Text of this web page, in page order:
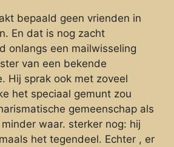
bepaald geen vrienden in
En dat is nog zacht
onlangs een mailwisseling
van een bekende
Hij sprak ook met zoveel
het speciaal gemunt zou
gemeenschap als
waar. sterker nog: hij
het tegendeel. Echter , er